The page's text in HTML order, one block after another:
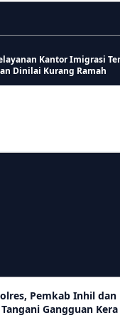
Kantor Imigrasi
Dinilai Kurang Ramah
Gelar Sosialisasi Stop
Peduli dan Berempati
Pemkab Inhil dan
Gangguan